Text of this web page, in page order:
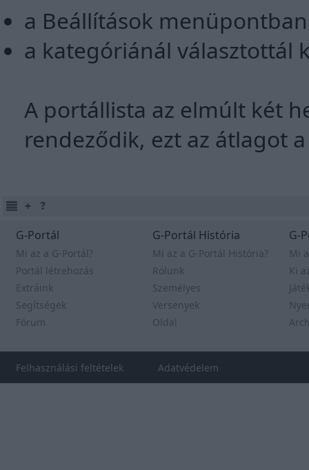
a Beállítások
a kategóriánál választottál
A portállista az elmúlt két
rendeződik, ezt az átlagot
G-Portál
Mi az a G-Portál?
Portál létrehozás
Extráink
Segítségek
Fórum
G-Portál História
Mi az a G-Portál História?
Rólunk
Személyes
Versenyek
Oldal
G-
Mi
Ki
Felhasználási feltételek Adatvédelem